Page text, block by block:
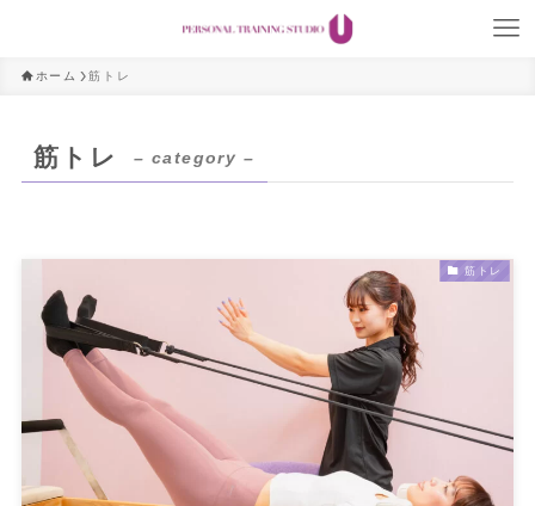
ホーム 筋トレ
筋トレ – category –
筋トレ